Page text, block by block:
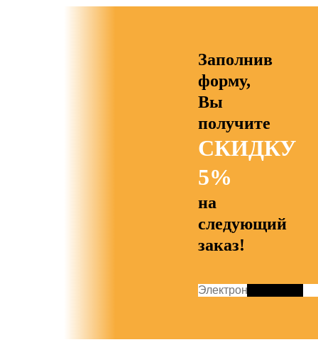
Заполнив
форму,
Вы
получите
СКИДКУ
5%
на
следующий
заказ!